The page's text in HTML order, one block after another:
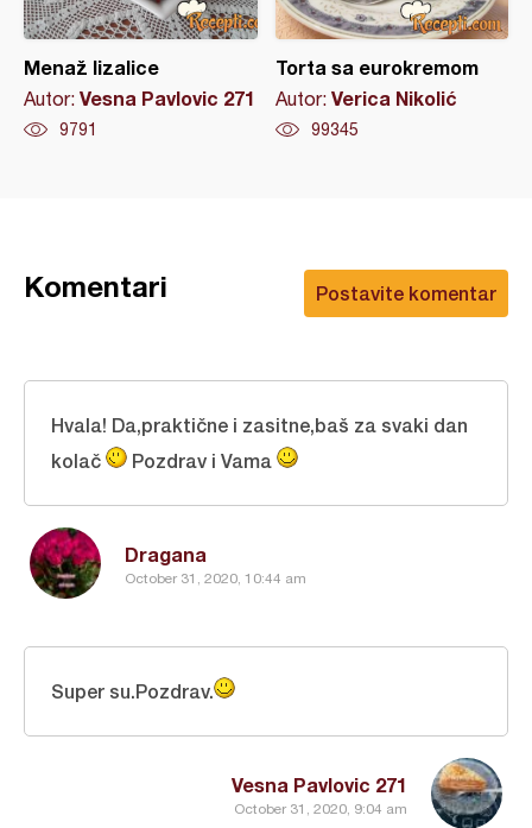
Menaž lizalice
Autor: Vesna Pavlovic 271
9791
Torta sa eurokremom
Autor: Verica Nikolić
99345
Postavite komentar
Komentari
Dragana
October 31, 2020, 10:44 am
Hvala! Da,praktične i zasitne,baš za svaki dan
kolač
Pozdrav i Vama
Vesna Pavlovic 271
October 31, 2020, 9:04 am
Super su.Pozdrav.